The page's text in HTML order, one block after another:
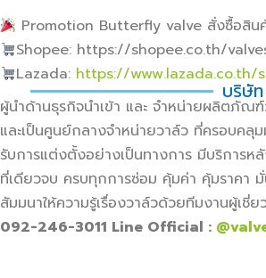
Promotion Butterfly valve สั่งซื้อสิน
Shopee: https://shopee.co.th/
Lazada: https://www.lazada.co.th/
บริษั
ผู้นำด้านธุรกิจนำเข้า และ จำหน่ายผลิตภัณ
และเป็นศูนย์กลางจำหน่ายวาล์ว ที่ครอบคลุ
รับการแต่งตั้งอย่างเป็นทางการ มีบริการห
ที่เดียวจบ ครบทุกการซ่อม คุ้มค่า คุ้มราคา
สัมมนาให้ความรู้เรื่องวาล์วด้วยทีมงานผู้เชี่
092-246-3011 Line Official :